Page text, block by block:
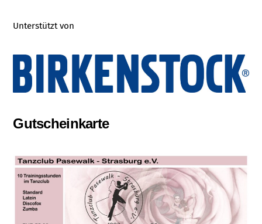
Unterstützt von
Gutscheinkarte